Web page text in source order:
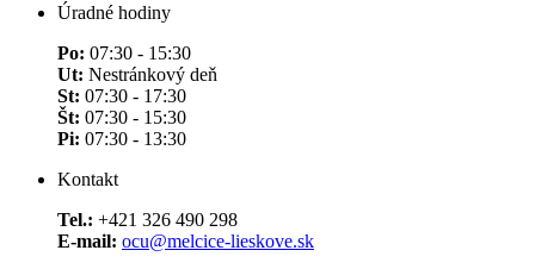
Úradné hodiny
Po: 07:30 - 15:30
Ut: Nestránkový deň
St: 07:30 - 17:30
Št: 07:30 - 15:30
Pi: 07:30 - 13:30
Kontakt
Tel.: +421 326 490 298
E-mail: ocu@melcice-lieskove.sk